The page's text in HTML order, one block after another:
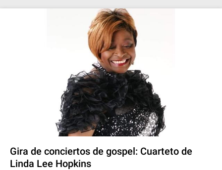
Gira de conciertos de gospel: Cuarteto de
Linda Lee Hopkins